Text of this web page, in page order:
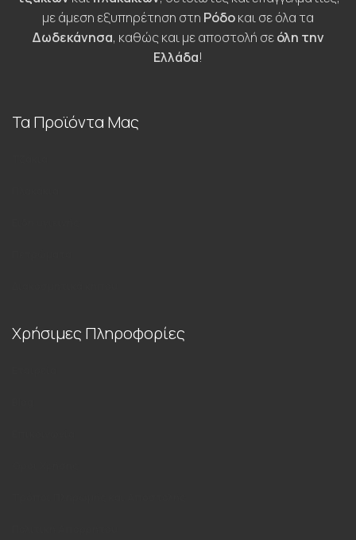
με άμεση εξυπηρέτηση στη Ρόδοκαι σε όλα τα
Δωδεκάνησα, καθώς και με αποστολή σεόλη την
Ελλάδα!
Τα Προϊόντα Μας
Χρήσιμες Πληροφορίες